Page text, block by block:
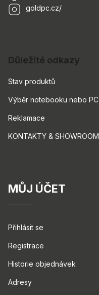
goldpc.cz/
Důležité odkazy
Stav produktů
Výběr notebooku nebo PC
Reklamace
KONTAKTY & SHOWROOM
MŮJ ÚČET
Přihlásit se
Registrace
Historie objednávek
Adresy